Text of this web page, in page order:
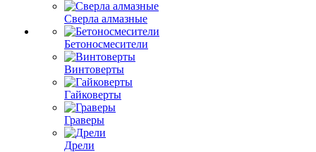
Сверла алмазные
Бетоносмесители
Винтоверты
Гайковерты
Граверы
Дрели